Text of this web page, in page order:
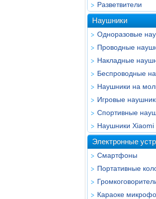
Разветвители
Наушники
Одноразовые
Проводные
Накладные
Беспроводные
Наушники на
Игровые
Спортивные
Наушники Xiaomi
Электронные
Смартфоны
Портативные
Караоке